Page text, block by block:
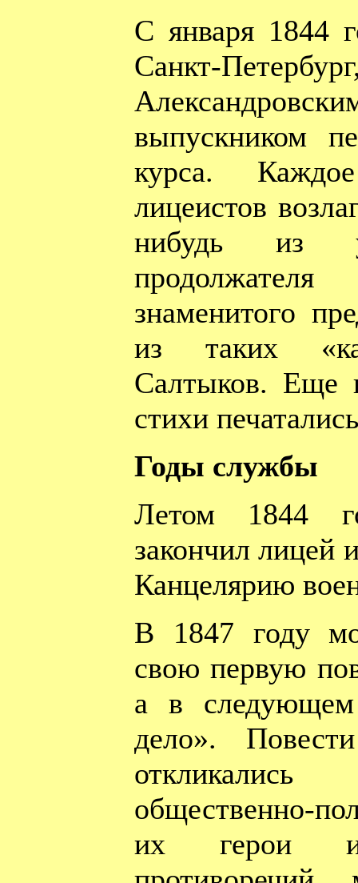
С января 1844
Санкт-
выпускником
курса.
лицеистов
нибудь из
знаменитого
из таких
Салтыков. Еще
стихи
Годы службы
Летом 1844
закончил лицей
Канцелярию
В 1847 году
свою первую
а в следующем
дело».
общественно-
их герои